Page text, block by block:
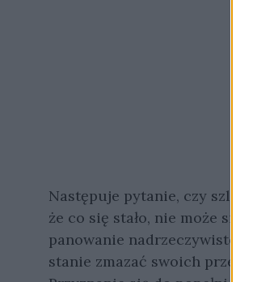
Następuje pytanie, czy
że co się stało, nie może się
panowanie
stanie zmazać swoich